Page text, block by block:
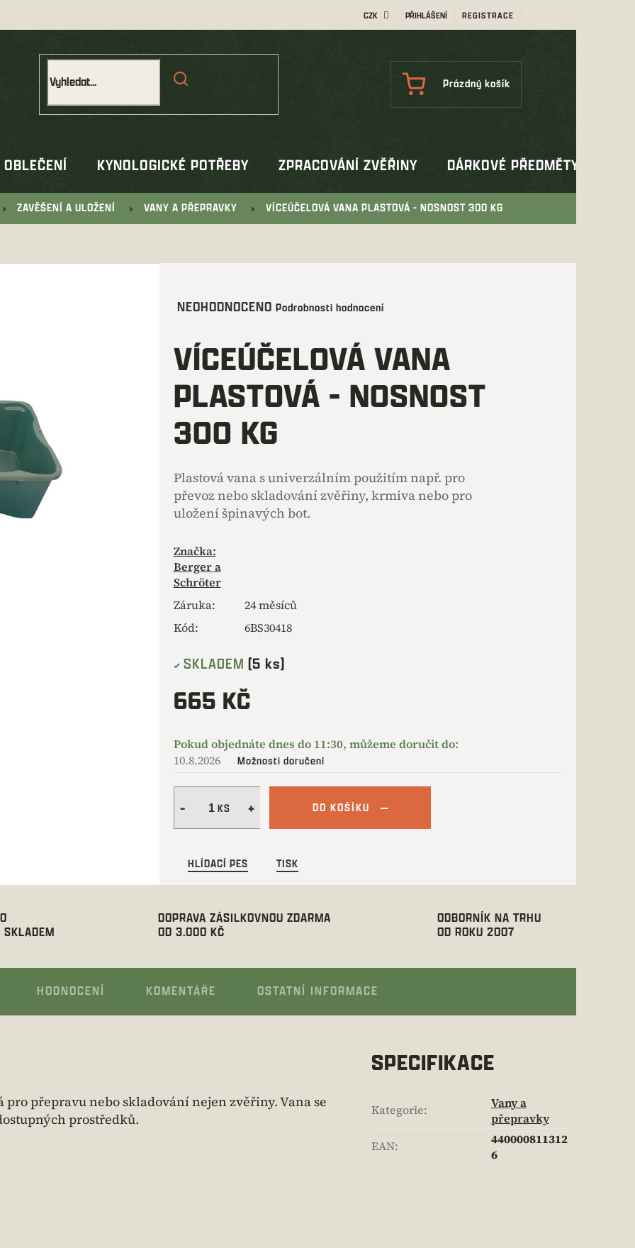
CZK PŘIHLÁŠENÍ REGISTRACE
NÁKUPNÍ
Prázdný košík
OBLEČENÍ KYNOLOGICKÉ POTŘEBY ZPRACOVÁNÍ ZVĚŘINY DÁRKOVÉ PŘEDMĚTY
ZAVĚŠENÍ A ULOŽENÍ VANY A PŘEPRAVKY VÍCEÚČELOVÁ VANA PLASTOVÁ - NOSNOST 300 KG
Průměrné
je
0,0
z
NEOHODNOCENO Podrobnosti hodnocení
VÍCEÚČELOVÁ VANA
PLASTOVÁ - NOSNOST
300 KG
Plastová vana s univerzálním použitím např. pro
převoz nebo skladování zvěřiny, krmiva nebo pro
uložení špinavých bot.
Značka:
Berger a
Schröter
Záruka:
24 měsíců
Kód:
6BS30418
SKLADEM (5 ks)
665 KČ
cena:
10.8.2026 Možnosti doručení
DO KOŠÍKU
HLÍDACÍ PES TISK
SKLADEM
DOPRAVA ZÁSILKOVNOU ZDARMA
OD 3.000 KČ
ODBORNÍK NA TRHU
OD ROKU 2007
HODNOCENÍ KOMENTÁŘE OSTATNÍ INFORMACE
přepravu nebo skladování nejen zvěřiny. Vana se
prostředků.
SPECIFIKACE
Kategorie:
Vany a
přepravky
EAN:
440000811312
6